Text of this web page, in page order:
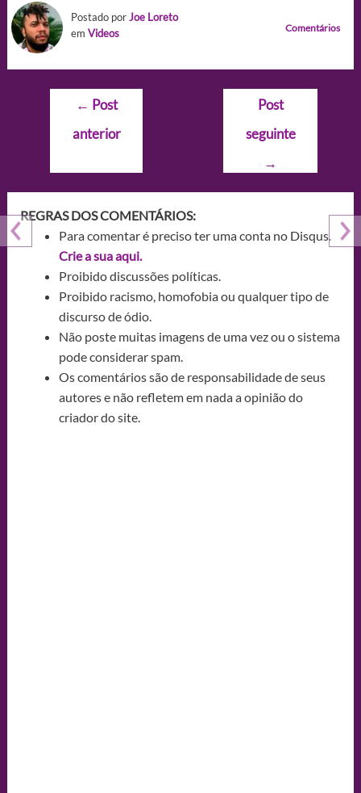
Postado porJoe Loreto
em Videos Comentários
Navegação
Post
← Post
anterior
Post
seguinte
→
REGRAS DOS COMENTÁRIOS:
Para comentar é preciso ter uma conta no Disqus.
Crie a sua aqui.
Proibido discussões políticas.
Proibido racismo, homofobia ou qualquer tipo de
discurso de ódio.
Não poste muitas imagens de uma vez ou o sistema
pode considerar spam.
Os comentários são de responsabilidade de seus
autores e não refletem em nada a opinião do
criador do site.